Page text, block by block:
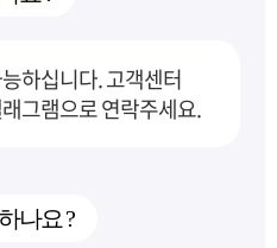
하십니다. 고객센터
그램으로 연락주세요.
나요 ?